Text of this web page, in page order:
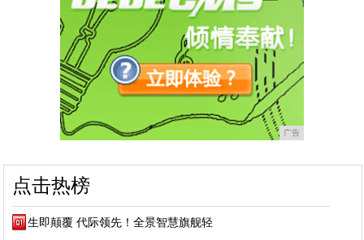
广告
点击热榜
生即颠覆 代际领先！全景智慧旗舰轻